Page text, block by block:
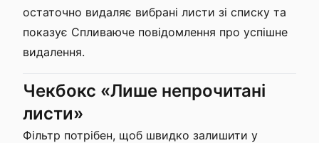
остаточно видаляє вибрані листи зі списку та
показує Спливаюче повідомлення про успішне
видалення.
Чекбокс «Лише непрочитані
листи»
Фільтр потрібен, щоб швидко залишити у